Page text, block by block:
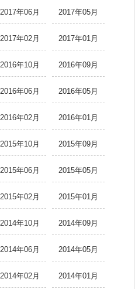
2017年06月 2017年05月
2017年02月 2017年01月
2016年10月 2016年09月
2016年06月 2016年05月
2016年02月 2016年01月
2015年10月 2015年09月
2015年06月 2015年05月
2015年02月 2015年01月
2014年10月 2014年09月
2014年06月 2014年05月
2014年02月 2014年01月